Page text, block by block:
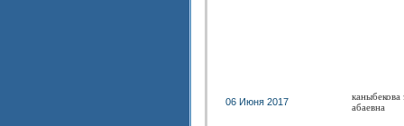
06 Июня 2017
каныбекова
абаевна